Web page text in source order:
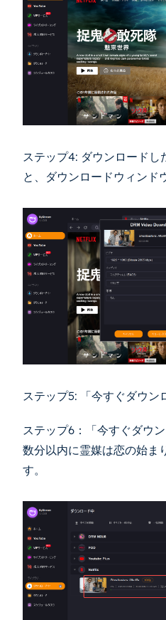
ステップ4: ダウンロードし
と、ダウンロードウィンド
ステップ5: 「今すぐダウン
ステップ6：「今すぐダウ
数分以内に霊媒は恋の始ま
す。